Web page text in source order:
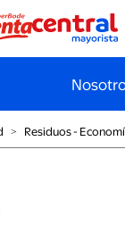
˃ Residuos -